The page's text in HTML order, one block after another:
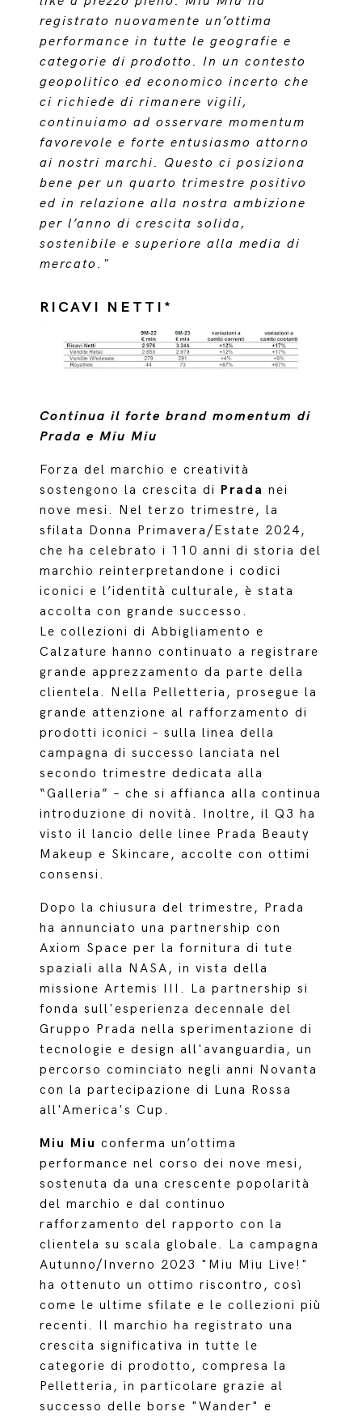
registrato nuovamente un’ottima
performance in tutte le geografie e
categorie di prodotto. In un contesto
geopolitico ed economico incerto che
ci richiede di rimanere vigili,
continuiamo ad osservare momentum
favorevole e forte entusiasmo attorno
ai nostri marchi. Questo ci posiziona
bene per un quarto trimestre positivo
ed in relazione alla nostra ambizione
per l’anno di crescita solida,
sostenibile e superiore alla media di
mercato."
RICAVI NETTI*
Continua il forte brand momentum di
Prada e Miu Miu
Forza del marchio e creatività
sostengono la crescita di Prada nei
nove mesi. Nel terzo trimestre, la
sfilata Donna Primavera/Estate 2024,
che ha celebrato i 110 anni di storia del
marchio reinterpretandone i codici
iconici e l’identità culturale, è stata
accolta con grande successo.
Le collezioni di Abbigliamento e
Calzature hanno continuato a registrare
grande apprezzamento da parte della
clientela. Nella Pelletteria, prosegue la
grande attenzione al rafforzamento di
prodotti iconici – sulla linea della
campagna di successo lanciata nel
secondo trimestre dedicata alla
“Galleria” – che si affianca alla continua
introduzione di novità. Inoltre, il Q3 ha
visto il lancio delle linee Prada Beauty
Makeup e Skincare, accolte con ottimi
consensi.
Dopo la chiusura del trimestre, Prada
ha annunciato una partnership con
Axiom Space per la fornitura di tute
spaziali alla NASA, in vista della
missione Artemis III. La partnership si
fonda sull'esperienza decennale del
Gruppo Prada nella sperimentazione di
tecnologie e design all'avanguardia, un
percorso cominciato negli anni Novanta
con la partecipazione di Luna Rossa
all'America's Cup.
Miu Miu conferma un’ottima
performance nel corso dei nove mesi,
sostenuta da una crescente popolarità
del marchio e dal continuo
rafforzamento del rapporto con la
clientela su scala globale. La campagna
Autunno/Inverno 2023 "Miu Miu Live!"
ha ottenuto un ottimo riscontro, così
come le ultime sfilate e le collezioni più
recenti. Il marchio ha registrato una
crescita significativa in tutte le
categorie di prodotto, compresa la
Pelletteria, in particolare grazie al
successo delle borse "Wander" e